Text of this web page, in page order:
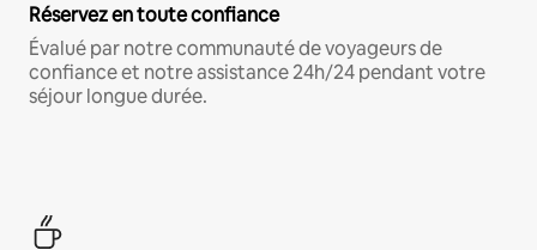
Réservez en toute confiance
Évalué par notre communauté de voyageurs de
confiance et notre assistance 24h/24 pendant votre
séjour longue durée.